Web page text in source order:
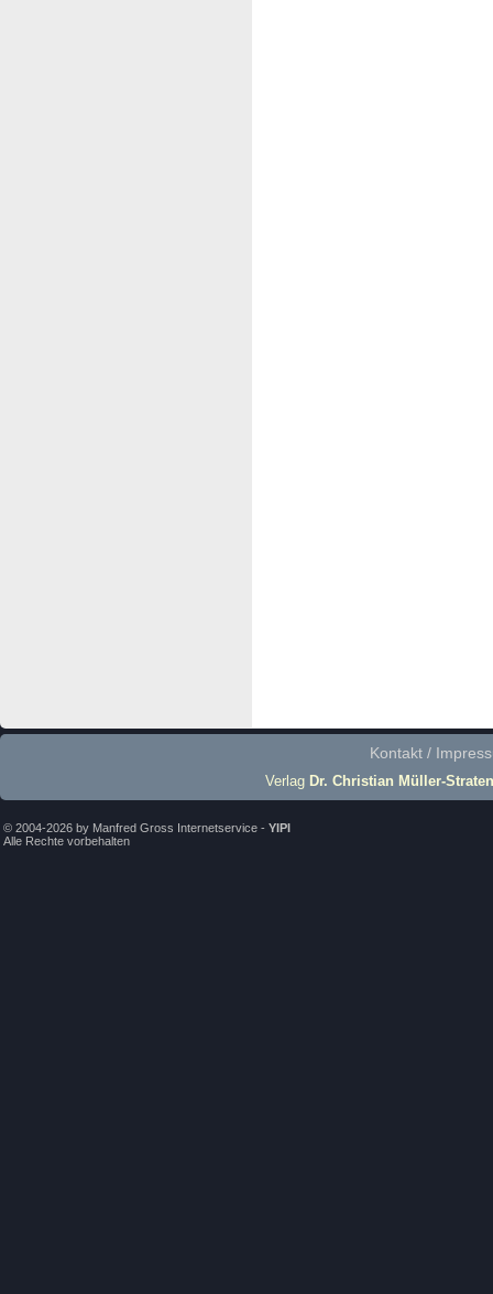
Kontakt /
Verlag Dr. Christian Müller-Straten
© 2004-2026 by Manfred Gross Internetservice - YIPI
Alle Rechte vorbehalten